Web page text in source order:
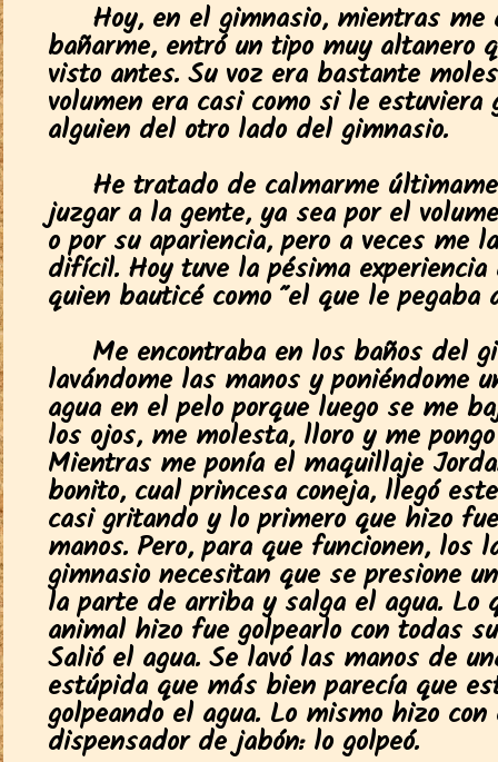
Hoy, en el gimnasio, mientras me
bañarme, entró un tipo muy altanero
visto antes. Su voz era bastante
volumen era casi como si le estuviera
alguien del otro lado del gimnasio.
He tratado de calmarme
juzgar a la gente, ya sea por el
o por su apariencia, pero a veces me
difícil. Hoy tuve la pésima experiencia
quien bauticé como "el que le pegaba
Me encontraba en los baños del
lavándome las manos y poniéndome
agua en el pelo porque luego se me
los ojos, me molesta, lloro y me
Mientras me ponía el maquillaje
bonito, cual princesa coneja, llegó
casi gritando y lo primero que hizo
manos. Pero, para que funcionen, los
gimnasio necesitan que se presione
la parte de arriba y salga el agua. Lo
animal hizo fue golpearlo con todas
Salió el agua. Se lavó las manos de
estúpida que más bien parecía que
golpeando el agua. Lo mismo hizo con
dispensador de jabón: lo golpeó.